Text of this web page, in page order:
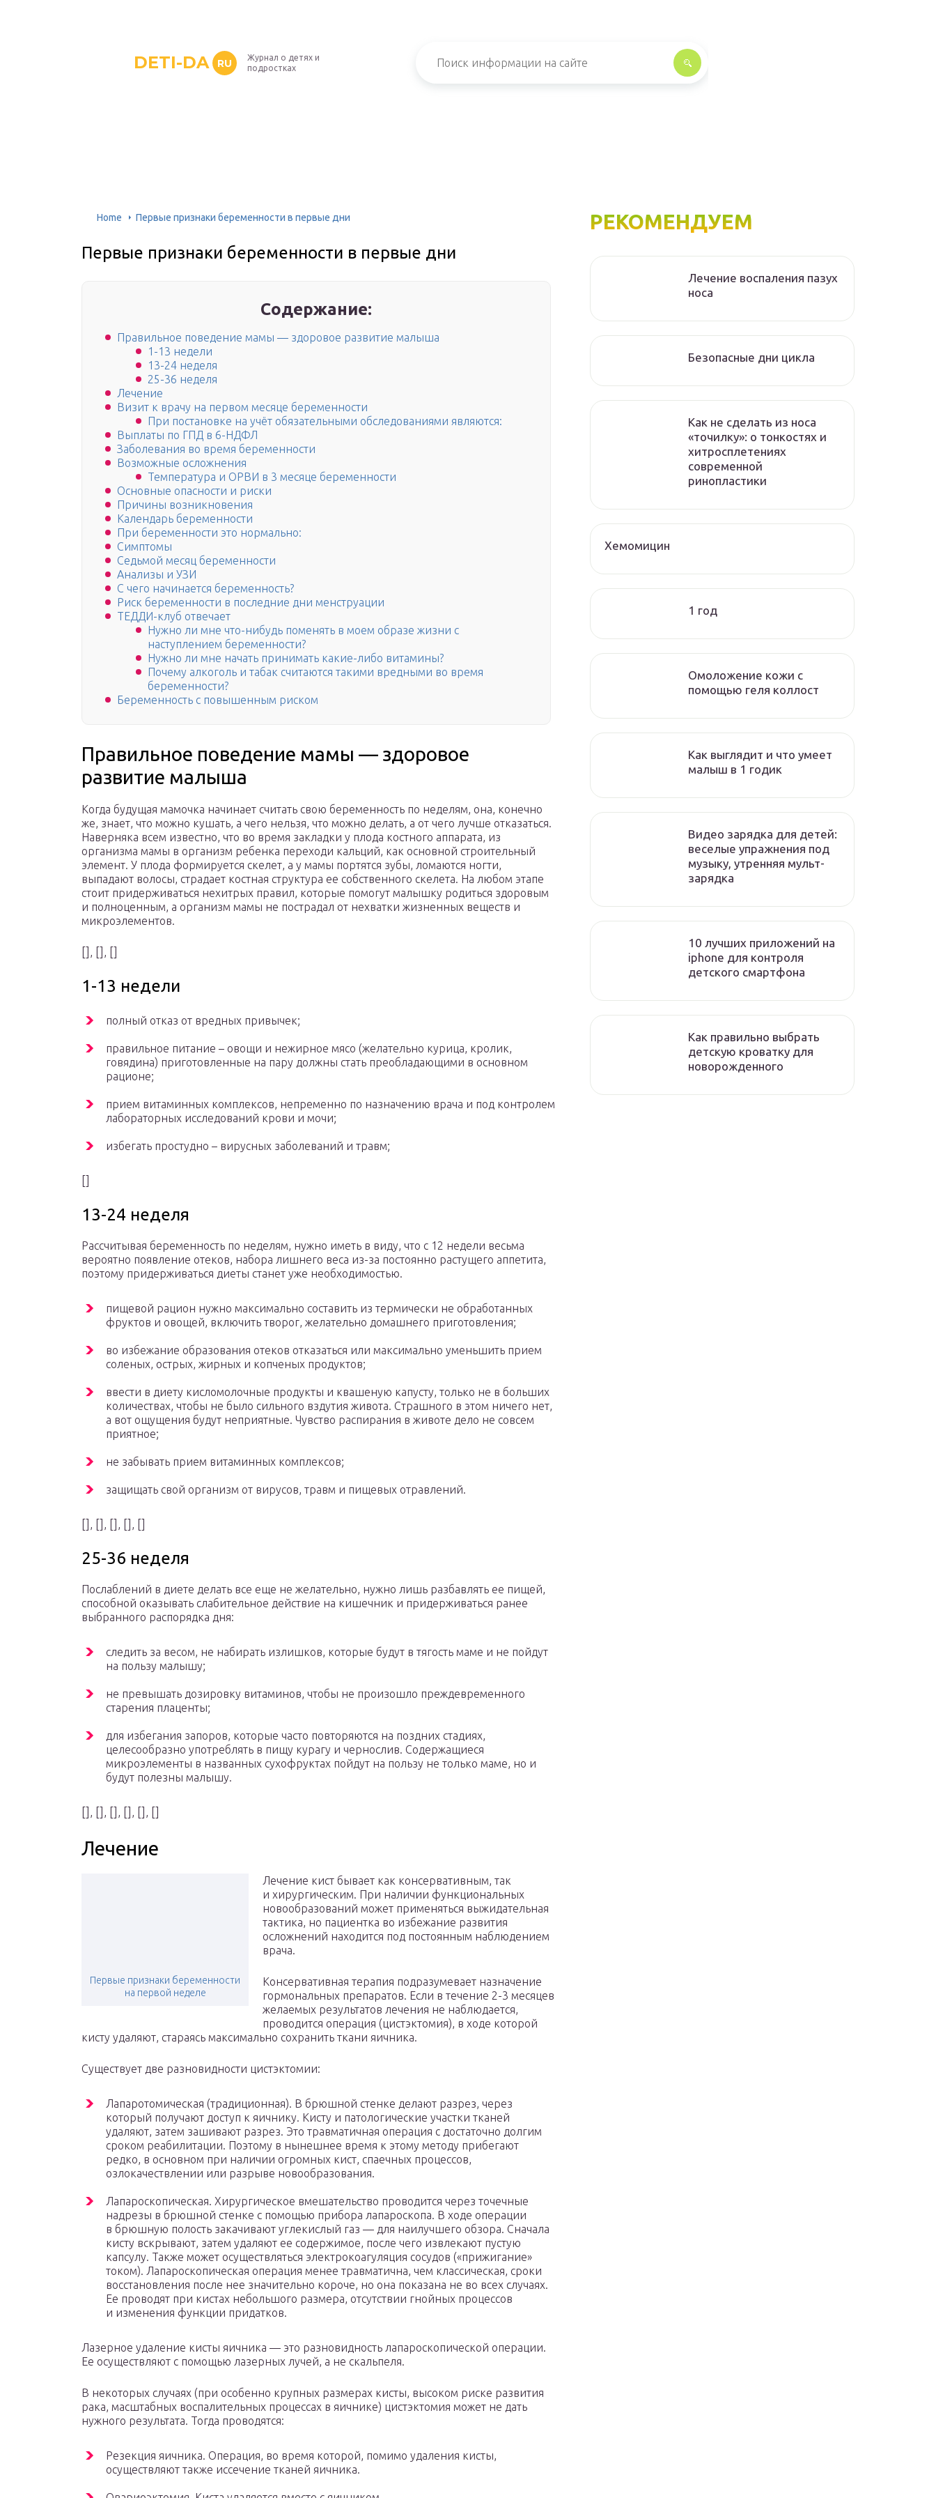
DETI-DA RU
Журнал о детях и
подростках
Home Первые признаки беременности в первые дни
Первые признаки беременности в первые дни
Содержание:
Правильное поведение мамы — здоровое развитие малыша
1-13 недели
13-24 неделя
25-36 неделя
Лечение
Визит к врачу на первом месяце беременности
При постановке на учёт обязательными обследованиями являются:
Выплаты по ГПД в 6-НДФЛ
Заболевания во время беременности
Возможные осложнения
Температура и ОРВИ в 3 месяце беременности
Основные опасности и риски
Причины возникновения
Календарь беременности
При беременности это нормально:
Симптомы
Седьмой месяц беременности
Анализы и УЗИ
С чего начинается беременность?
Риск беременности в последние дни менструации
ТЕДДИ-клуб отвечает
Нужно ли мне что-нибудь поменять в моем образе жизни с
наступлением беременности?
Нужно ли мне начать принимать какие-либо витамины?
Почему алкоголь и табак считаются такими вредными во время
беременности?
Беременность с повышенным риском
Правильное поведение мамы — здоровое
развитие малыша
Когда будущая мамочка начинает считать свою беременность по неделям, она, конечно
же, знает, что можно кушать, а чего нельзя, что можно делать, а от чего лучше отказаться.
Наверняка всем известно, что во время закладки у плода костного аппарата, из
организма мамы в организм ребенка переходи кальций, как основной строительный
элемент. У плода формируется скелет, а у мамы портятся зубы, ломаются ногти,
выпадают волосы, страдает костная структура ее собственного скелета. На любом этапе
стоит придерживаться нехитрых правил, которые помогут малышку родиться здоровым
и полноценным, а организм мамы не пострадал от нехватки жизненных веществ и
микроэлементов.
[], [], []
1-13 недели
полный отказ от вредных привычек;
правильное питание – овощи и нежирное мясо (желательно курица, кролик,
говядина) приготовленные на пару должны стать преобладающими в основном
рационе;
прием витаминных комплексов, непременно по назначению врача и под контролем
лабораторных исследований крови и мочи;
избегать простудно – вирусных заболеваний и травм;
13-24 неделя
Рассчитывая беременность по неделям, нужно иметь в виду, что с 12 недели весьма
вероятно появление отеков, набора лишнего веса из-за постоянно растущего аппетита,
поэтому придерживаться диеты станет уже необходимостью.
пищевой рацион нужно максимально составить из термически не обработанных
фруктов и овощей, включить творог, желательно домашнего приготовления;
во избежание образования отеков отказаться или максимально уменьшить прием
соленых, острых, жирных и копченых продуктов;
ввести в диету кисломолочные продукты и квашеную капусту, только не в больших
количествах, чтобы не было сильного вздутия живота. Страшного в этом ничего нет,
а вот ощущения будут неприятные. Чувство распирания в животе дело не совсем
приятное;
не забывать прием витаминных комплексов;
защищать свой организм от вирусов, травм и пищевых отравлений.
[], [], [], [], []
25-36 неделя
Послаблений в диете делать все еще не желательно, нужно лишь разбавлять ее пищей,
способной оказывать слабительное действие на кишечник и придерживаться ранее
выбранного распорядка дня:
следить за весом, не набирать излишков, которые будут в тягость маме и не пойдут
на пользу малышу;
не превышать дозировку витаминов, чтобы не произошло преждевременного
старения плаценты;
для избегания запоров, которые часто повторяются на поздних стадиях,
целесообразно употреблять в пищу курагу и чернослив. Содержащиеся
микроэлементы в названных сухофруктах пойдут на пользу не только маме, но и
будут полезны малышу.
[], [], [], [], [], []
Лечение
Первые признаки беременности
на первой неделе
Лечение кист бывает как консервативным, так
и хирургическим. При наличии функциональных
новообразований может применяться выжидательная
тактика, но пациентка во избежание развития
осложнений находится под постоянным наблюдением
врача.
Консервативная терапия подразумевает назначение
гормональных препаратов. Если в течение 2-3 месяцев
желаемых результатов лечения не наблюдается,
проводится операция (цистэктомия), в ходе которой
кисту удаляют, стараясь максимально сохранить ткани яичника.
Существует две разновидности цистэктомии:
Лапаротомическая (традиционная). В брюшной стенке делают разрез, через
который получают доступ к яичнику. Кисту и патологические участки тканей
удаляют, затем зашивают разрез. Это травматичная операция с достаточно долгим
сроком реабилитации. Поэтому в нынешнее время к этому методу прибегают
редко, в основном при наличии огромных кист, спаечных процессов,
озлокачествлении или разрыве новообразования.
Лапароскопическая. Хирургическое вмешательство проводится через точечные
надрезы в брюшной стенке с помощью прибора лапароскопа. В ходе операции
в брюшную полость закачивают углекислый газ — для наилучшего обзора. Сначала
кисту вскрывают, затем удаляют ее содержимое, после чего извлекают пустую
капсулу. Также может осуществляться электрокоагуляция сосудов («прижигание»
током). Лапароскопическая операция менее травматична, чем классическая, сроки
восстановления после нее значительно короче, но она показана не во всех случаях.
Ее проводят при кистах небольшого размера, отсутствии гнойных процессов
и изменения функции придатков.
Лазерное удаление кисты яичника — это разновидность лапароскопической операции.
Ее осуществляют с помощью лазерных лучей, а не скальпеля.
В некоторых случаях (при особенно крупных размерах кисты, высоком риске развития
рака, масштабных воспалительных процессах в яичнике) цистэктомия может не дать
нужного результата. Тогда проводятся:
Резекция яичника. Операция, во время которой, помимо удаления кисты,
осуществляют также иссечение тканей яичника.
РЕКОМЕНДУЕМ
Лечение воспаления пазух
носа
Безопасные дни цикла
Как не сделать из носа
«точилку»: о тонкостях и
хитросплетениях
современной
ринопластики
Хемомицин
1 год
Омоложение кожи с
помощью геля коллост
Как выглядит и что умеет
малыш в 1 годик
Видео зарядка для детей:
веселые упражнения под
музыку, утренняя мульт-
зарядка
10 лучших приложений на
iphone для контроля
детского смартфона
Как правильно выбрать
детскую кроватку для
новорожденного